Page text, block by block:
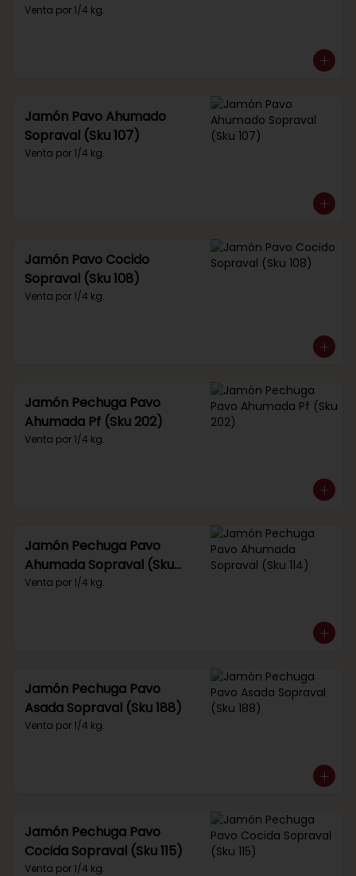
Venta por 1/4 kg.
Jamón Pavo Ahumado
Sopraval (Sku 107)
Venta por 1/4 kg.
Jamón Pavo Cocido
Sopraval (Sku 108)
Venta por 1/4 kg.
Jamón Pechuga Pavo
Ahumada Pf (Sku 202)
Venta por 1/4 kg.
Jamón Pechuga Pavo
Ahumada Sopraval (Sku
114)
Venta por 1/4 kg.
Jamón Pechuga Pavo
Asada Sopraval (Sku 188)
Venta por 1/4 kg.
Jamón Pechuga Pavo
Cocida Sopraval (Sku 115)
Venta por 1/4 kg.